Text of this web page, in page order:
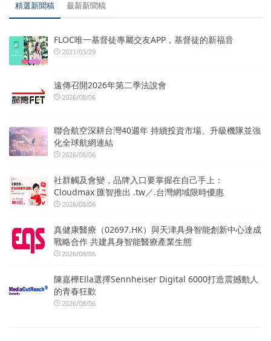
精選新聞稿 最新新聞稿
FLOC唯一基督徒專屬交友APP，基督徒的新福音
2021/03/29
遠傳召開2026年第二季法說會
2026/08/06
聯合航空深耕台灣40週年 持續投資市場、升級機隊並強
化全球航網連結
2026/08/06
社群觸及會變，品牌入口要掌握在自己手上：
Cloudmax 匯智推出 .tw／.台灣網域限時優惠
2026/08/06
真健康醫療（02697.HK）與天津具身智能創新中心達成
戰略合作 共建具身智能醫療產業生態
2026/08/06
陳嘉樺Ella選擇Sennheiser Digital 6000打造震撼動人
的青春狂歡
2026/08/06